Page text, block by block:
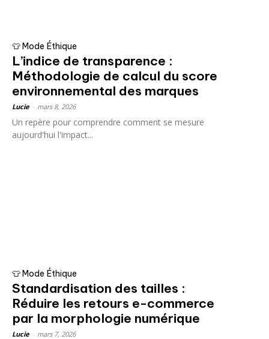
👕 Mode Éthique
L’indice de transparence :
Méthodologie de calcul du score
environnemental des marques
Lucie mars 8, 2026
Un repère pour comprendre comment se mesure
aujourd'hui l'impact...
👕 Mode Éthique
Standardisation des tailles :
Réduire les retours e-commerce
par la morphologie numérique
Lucie mars 7, 2026